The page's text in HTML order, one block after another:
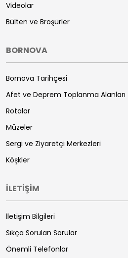
Videolar
Bülten ve Broşürler
BORNOVA
Bornova Tarihçesi
Afet ve Deprem Toplanma Alanları
Rotalar
Müzeler
Sergi ve Ziyaretçi Merkezleri
Köşkler
İLETİŞİM
İletişim Bilgileri
Sıkça Sorulan Sorular
Önemli Telefonlar